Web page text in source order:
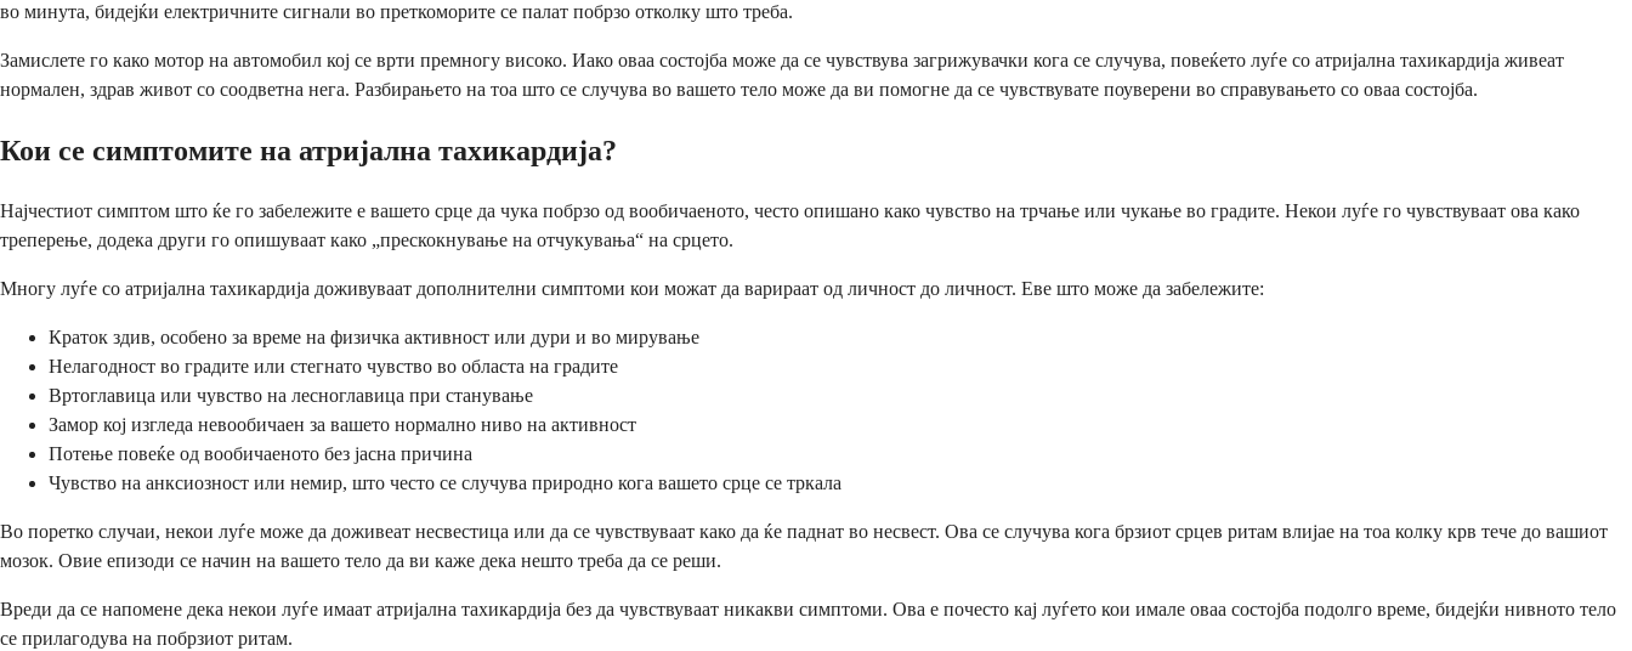
во минута, бидејќи електричните сигнали во преткоморите се палат побрзо отколку што треба.
Замислете го како мотор на автомобил кој се врти премногу високо. Иако оваа состојба може да се чувствува загрижувачки кога се случува, повеќето луѓе со атријална тахикардија живеат
нормален, здрав живот со соодветна нега. Разбирањето на тоа што се случува во вашето тело може да ви помогне да се чувствувате поуверени во справувањето со оваа состојба.
Кои се симптомите на атријална тахикардија?
Најчестиот симптом што ќе го забележите е вашето срце да чука побрзо од вообичаеното, често опишано како чувство на трчање или чукање во градите. Некои луѓе го чувствуваат ова како
треперење, додека други го опишуваат како „прескокнување на отчукувања“ на срцето.
Многу луѓе со атријална тахикардија доживуваат дополнителни симптоми кои можат да варираат од личност до личност. Еве што може да забележите:
Краток здив, особено за време на физичка активност или дури и во мирување
Нелагодност во градите или стегнато чувство во областа на градите
Вртоглавица или чувство на лесноглавица при станување
Замор кој изгледа невообичаен за вашето нормално ниво на активност
Потење повеќе од вообичаеното без јасна причина
Чувство на анксиозност или немир, што често се случува природно кога вашето срце се тркала
Во поретко случаи, некои луѓе може да доживеат несвестица или да се чувствуваат како да ќе паднат во несвест. Ова се случува кога брзиот срцев ритам влијае на тоа колку крв тече до вашиот
мозок. Овие епизоди се начин на вашето тело да ви каже дека нешто треба да се реши.
Вреди да се напомене дека некои луѓе имаат атријална тахикардија без да чувствуваат никакви симптоми. Ова е почесто кај луѓето кои имале оваа состојба подолго време, бидејќи нивното тело
се прилагодува на побрзиот ритам.